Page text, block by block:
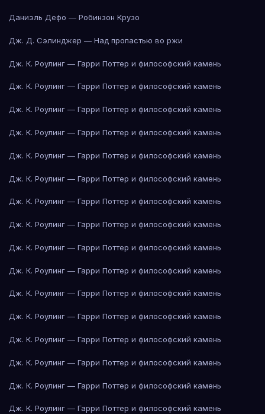
Даниэль Дефо — Робинзон Крузо
Дж. Д. Сэлинджер — Над пропастью во ржи
Дж. К. Роулинг — Гарри Поттер и философский камень
Дж. К. Роулинг — Гарри Поттер и философский камень
Дж. К. Роулинг — Гарри Поттер и философский камень
Дж. К. Роулинг — Гарри Поттер и философский камень
Дж. К. Роулинг — Гарри Поттер и философский камень
Дж. К. Роулинг — Гарри Поттер и философский камень
Дж. К. Роулинг — Гарри Поттер и философский камень
Дж. К. Роулинг — Гарри Поттер и философский камень
Дж. К. Роулинг — Гарри Поттер и философский камень
Дж. К. Роулинг — Гарри Поттер и философский камень
Дж. К. Роулинг — Гарри Поттер и философский камень
Дж. К. Роулинг — Гарри Поттер и философский камень
Дж. К. Роулинг — Гарри Поттер и философский камень
Дж. К. Роулинг — Гарри Поттер и философский камень
Дж. К. Роулинг — Гарри Поттер и философский камень
Дж. К. Роулинг — Гарри Поттер и философский камень